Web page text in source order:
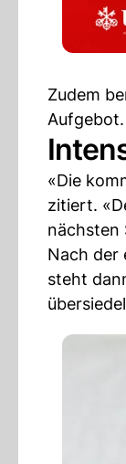
Zudem
«Die
zitiert.
nächsten
Nach der
steht